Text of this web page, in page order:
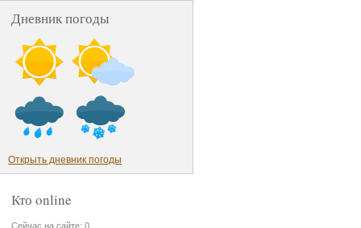
Дневник погоды
Открыть дневник погоды
Кто online
Сейчас на сайте: 0